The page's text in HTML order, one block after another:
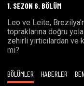
1. SEZON 6. BÖLÜM
Leo ve Leite,
topraklarına doğru
zehirli yırtıcılardan
mi?
BÖLÜMLER HABERLER